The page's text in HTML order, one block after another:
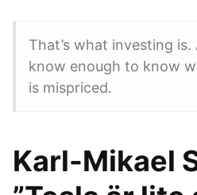
That’s what investing
know enough to know
is mispriced.
Karl-Mikael